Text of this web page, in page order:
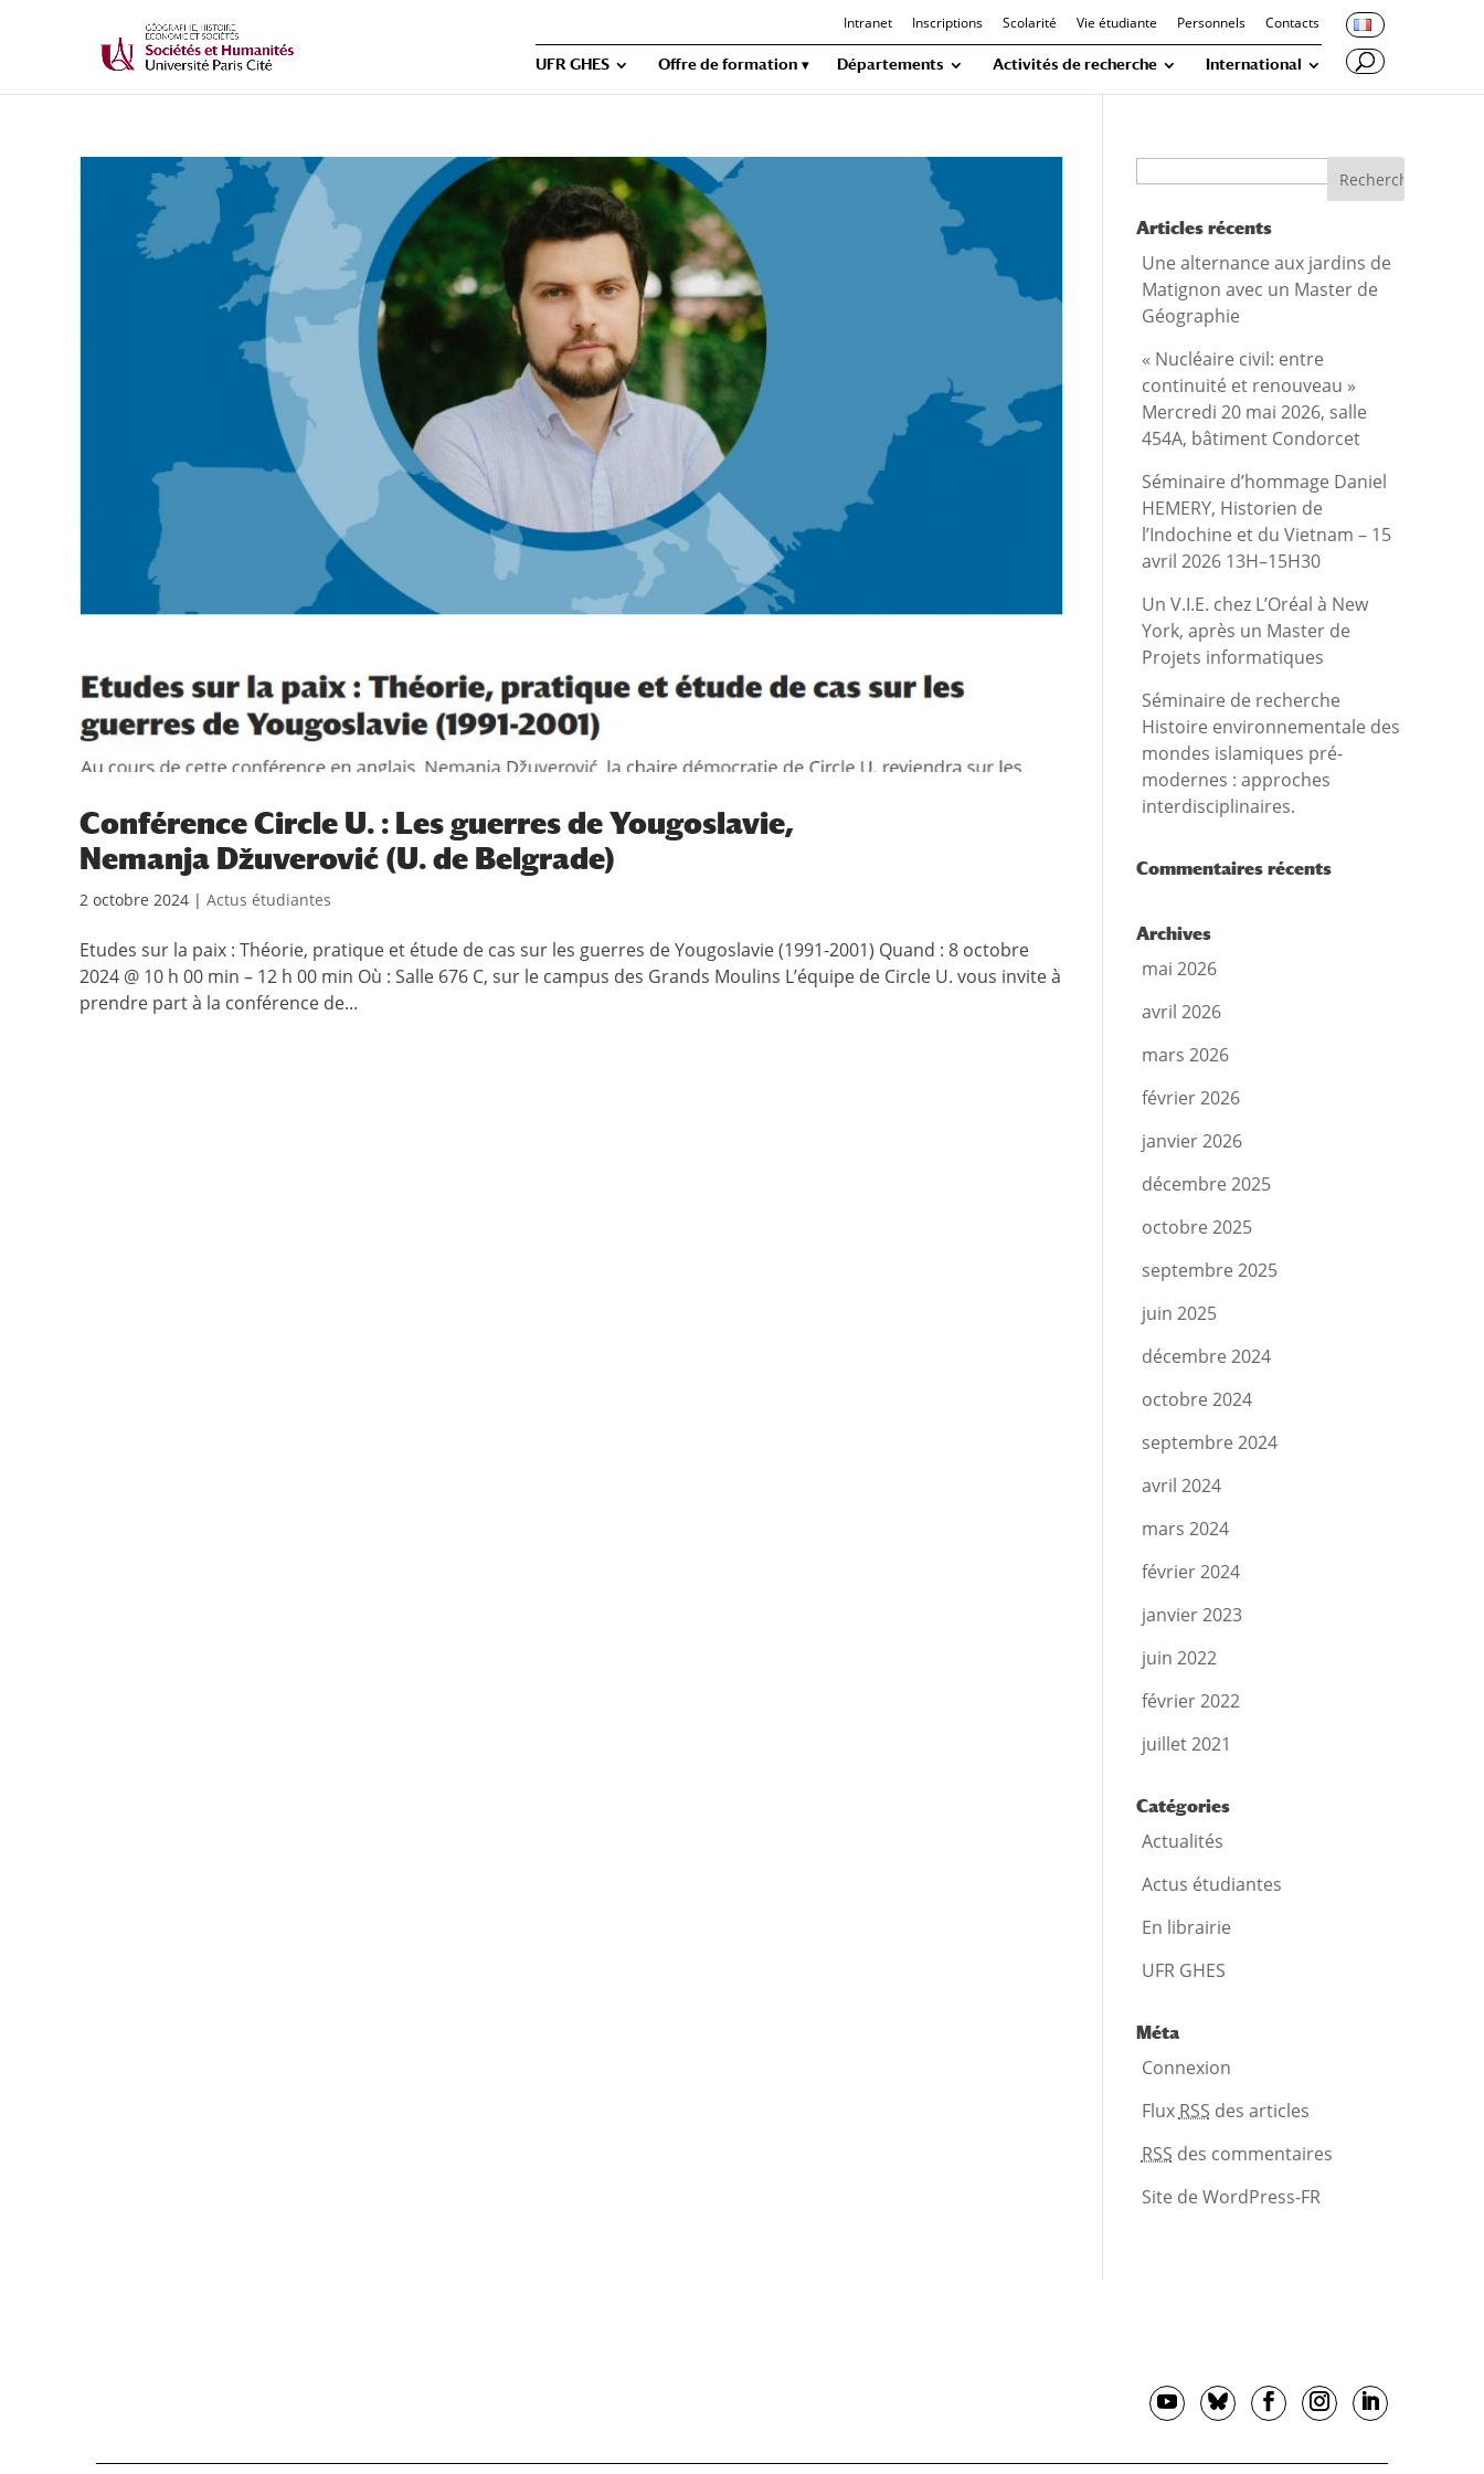
Intranet Inscriptions Scolarité Vie étudiante Personnels Contacts
UFR GHES Offre de formation Départements Activités de recherche International
Conférence Circle U. : Les guerres de Yougoslavie,
Nemanja Džuverović (U. de Belgrade)
2 octobre 2024 | Actus étudiantes
Etudes sur la paix : Théorie, pratique et étude de cas sur les guerres de Yougoslavie (1991-2001) Quand : 8 octobre
2024 @ 10 h 00 min – 12 h 00 min Où : Salle 676 C, sur le campus des Grands Moulins L’équipe de Circle U. vous invite à
prendre part à la conférence de...
Articles récents
Une alternance aux jardins de
Matignon avec un Master de
Géographie
« Nucléaire civil: entre
continuité et renouveau »
Mercredi 20 mai 2026, salle
454A, bâtiment Condorcet
Séminaire d’hommage Daniel
HEMERY, Historien de
l’Indochine et du Vietnam – 15
avril 2026 13H–15H30
Un V.I.E. chez L’Oréal à New
York, après un Master de
Projets informatiques
Séminaire de recherche
Histoire environnementale des
mondes islamiques pré-
modernes : approches
interdisciplinaires.
Commentaires récents
Archives
mai 2026
avril 2026
mars 2026
février 2026
janvier 2026
décembre 2025
octobre 2025
septembre 2025
juin 2025
décembre 2024
octobre 2024
septembre 2024
avril 2024
mars 2024
février 2024
janvier 2023
juin 2022
février 2022
juillet 2021
Catégories
Actualités
Actus étudiantes
En librairie
UFR GHES
Méta
Connexion
Flux RSS des articles
RSS des commentaires
Site de WordPress-FR